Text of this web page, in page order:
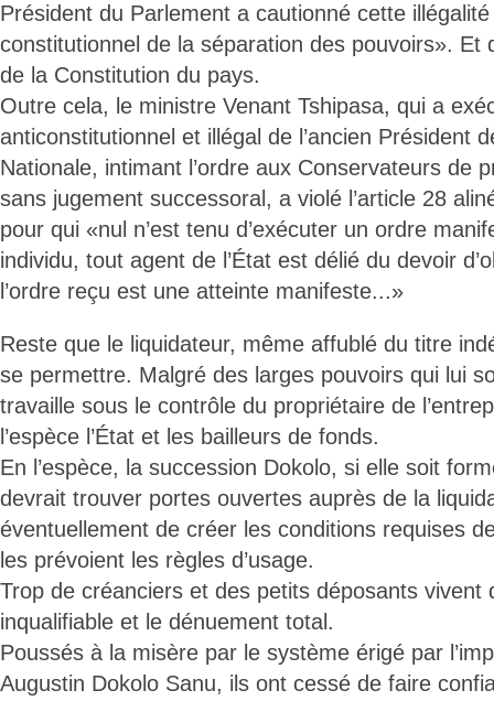
Président du Parlement a cautionné cette
constitutionnel de la séparation des pouvoirs». Et
de la Constitution du pays.
Outre cela, le ministre Venant Tshipasa, qui a
anticonstitutionnel et illégal de l’ancien Président
Nationale, intimant l’ordre aux Conservateurs de
sans jugement successoral, a violé l’article 28
pour qui «nul n’est tenu d’exécuter un ordre
individu, tout agent de l’État est délié du devoir
l’ordre reçu est une atteinte manifeste...»
Reste que le liquidateur, même affublé du titre
se permettre. Malgré des larges pouvoirs qui lui
travaille sous le contrôle du propriétaire de
l’espèce l’État et les bailleurs de fonds.
En l’espèce, la succession Dokolo, si elle soit
devrait trouver portes ouvertes auprès de la
éventuellement de créer les conditions requises
les prévoient les règles d’usage.
Trop de créanciers et des petits déposants vivent
inqualifiable et le dénuement total.
Poussés à la misère par le système érigé par
Augustin Dokolo Sanu, ils ont cessé de faire